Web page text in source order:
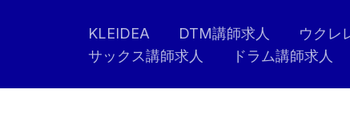
KLEIDEA DTM講師求人 ウクレ
サックス講師求人
ドラム講師求人